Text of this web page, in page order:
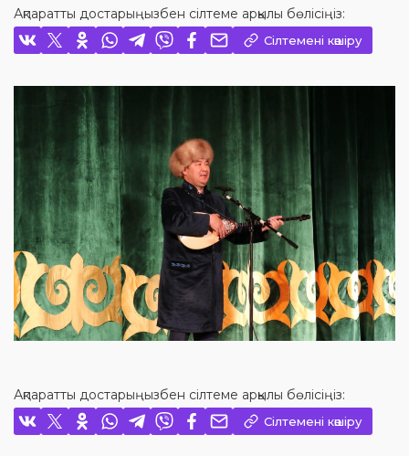
Ақпаратты достарыңызбен сілтеме арқылы бөлісіңіз:
Сілтемені көшіру
Ақпаратты достарыңызбен сілтеме арқылы бөлісіңіз:
Сілтемені көшіру